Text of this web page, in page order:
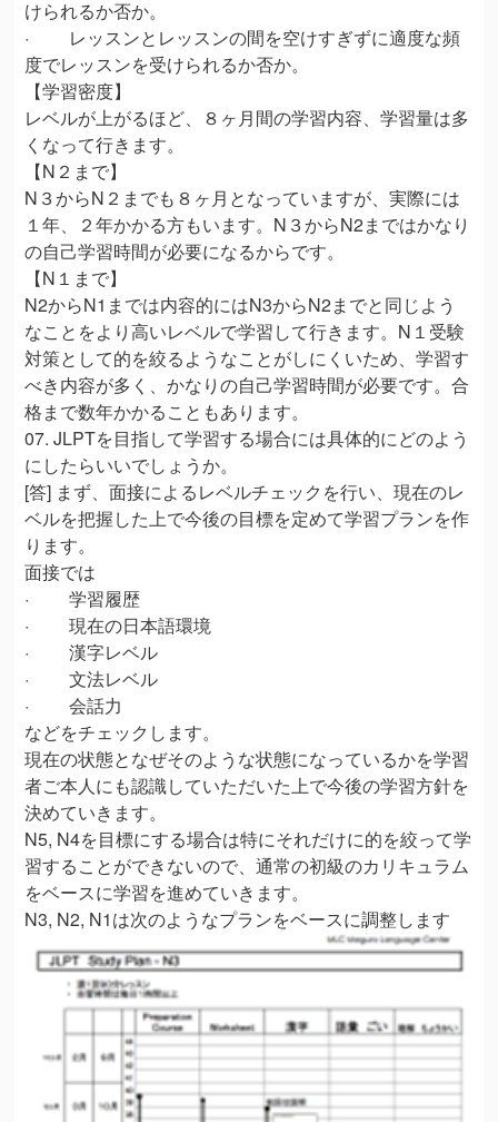
けられるか否か。
· レッスンとレッスンの間を空けすぎずに適度な頻
度でレッスンを受けられるか否か。
【学習密度】
レベルが上がるほど、８ヶ月間の学習内容、学習量は多
くなって行きます。
【N２まで】
N３からN２までも８ヶ月となっていますが、実際には
１年、２年かかる方もいます。N３からN2まではかなり
の自己学習時間が必要になるからです。
【N１まで】
N2からN1までは内容的にはN3からN2までと同じよう
なことをより高いレベルで学習して行きます。N１受験
対策として的を絞るようなことがしにくいため、学習す
べき内容が多く、かなりの自己学習時間が必要です。合
格まで数年かかることもあります。
07. JLPTを目指して学習する場合には具体的にどのよう
にしたらいいでしょうか。
[答] まず、面接によるレベルチェックを行い、現在のレ
ベルを把握した上で今後の目標を定めて学習プランを作
ります。
面接では
· 学習履歴
· 現在の日本語環境
· 漢字レベル
· 文法レベル
· 会話力
などをチェックします。
現在の状態となぜそのような状態になっているかを学習
者ご本人にも認識していただいた上で今後の学習方針を
決めていきます。
N5, N4を目標にする場合は特にそれだけに的を絞って学
習することができないので、通常の初級のカリキュラム
をベースに学習を進めていきます。
N3, N2, N1は次のようなプランをベースに調整します